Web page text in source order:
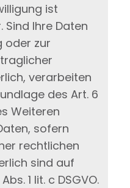
ist
Ihre Daten
oder zur
verarbeiten
des Art. 6
Weiteren
sofern
rechtlichen
sind auf
1 lit. c DSGVO.